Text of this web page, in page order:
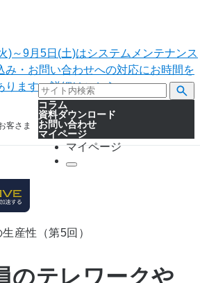
)～9月5日(土)はシステムメンテナンス
み・お問い合わせへの対応にお時間を
ります。詳細はこちら。
客さま
コラム
資料ダウンロード
お問い合わせ
マイページ
マイページ
産性（第5回）
のテレワークや